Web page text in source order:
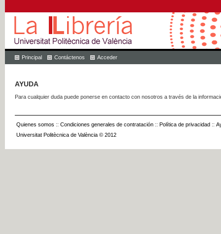
Principal Contáctenos Acceder
AYUDA
Para cualquier duda puede ponerse en contacto con nosotros a través de la
Quienes somos :: Condiciones generales de contratación :: Política de privacidad ::
Universitat Politècnica de València © 2012